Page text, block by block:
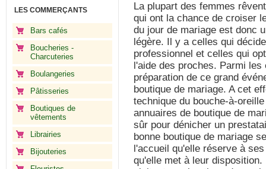
LES COMMERÇANTS
Bars cafés
Boucheries -
Charcuteries
Boulangeries
Pâtisseries
Boutiques de
vêtements
Librairies
Bijouteries
La plupart des femmes
qui ont la chance de croiser
du jour de mariage est donc
légère. Il y a celles qui
professionnel et celles qui
l'aide des proches. Parmi
préparation de ce grand
boutique de mariage. A cet
technique du bouche-à-
annuaires de boutique de
sûr pour dénicher un
bonne boutique de mariage
l'accueil qu'elle réserve à
qu'elle met à leur